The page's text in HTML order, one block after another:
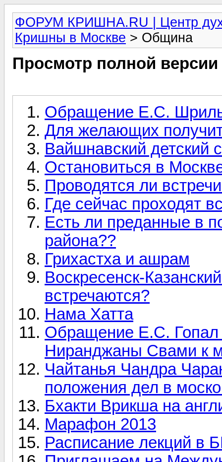
ФОРУМ КРИШНА.RU | Центр
Кришны в Москве > Община
Просмотр полной
Обращение Е.С.
Для желающих
Вайшнавский детский
Остановиться в
Проводятся ли
Где сейчас проходят
Есть ли преданные в
района??
Грихастха и ашрам
Воскресенск-
встречаются?
Нама Хатта
Обращение Е.С.
Ниранджаны Свами к
Чайтанья Чандра
положения дел в
Бхакти Врикша на
Марафон 2013
Расписание лекций в